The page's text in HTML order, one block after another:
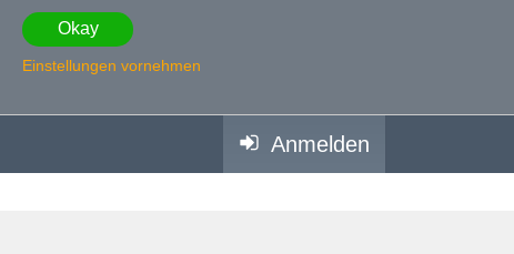
Okay
Einstellungen vornehmen
Anmelden